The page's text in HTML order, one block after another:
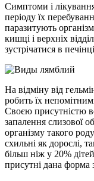
Симптоми і
періоду їх
паразитують
кишці і верхніх
зустрічатися в
На відміну від
робить їх
Своєю присутністю
запалення слизової
організму такого
схильні як дорослі,
більш ніж у 20%
присутні дана форма